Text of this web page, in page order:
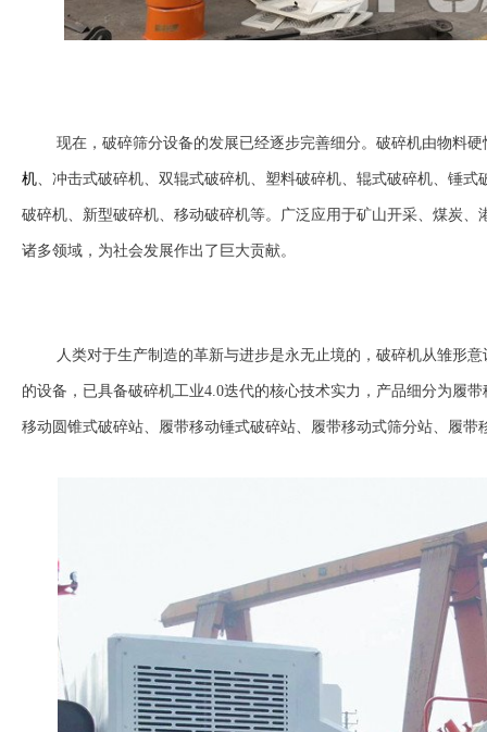
现在，破碎筛分设备的发展已经逐步完善细分。破碎机由物料
机、冲击式破碎机、双辊式破碎机、塑料破碎机、辊式破碎机、锤
破碎机、新型破碎机、移动破碎机等。广泛应用于矿山开采、煤炭
诸多领域，为社会发展作出了巨大贡献。
人类对于生产制造的革新与进步是永无止境的，破碎机从雏形
的设备，已具备破碎机工业4.0迭代的核心技术实力，产品细分为履
移动圆锥式破碎站、履带移动锤式破碎站、履带移动式筛分站、履带